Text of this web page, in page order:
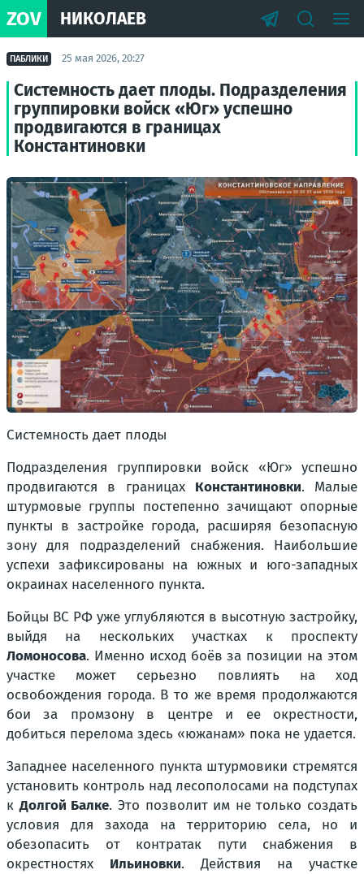
ZOV НИКОЛАЕВ
ПАБЛИКИ 25 мая 2026, 20:27
Системность дает плоды. Подразделения
группировки войск «Юг» успешно
продвигаются в границах
Константиновки
Системность дает плоды
Подразделения группировки войск «Юг» успешно
продвигаются в границах Константиновки. Малые
штурмовые группы постепенно зачищают опорные
пункты в застройке города, расширяя безопасную
зону для подразделений снабжения. Наибольшие
успехи зафиксированы на южных и юго-западных
окраинах населенного пункта.
Бойцы ВС РФ уже углубляются в высотную застройку,
выйдя на нескольких участках к проспекту
Ломоносова. Именно исход боёв за позиции на этом
участке может серьезно повлиять на ход
освобождения города. В то же время продолжаются
бои за промзону в центре и ее окрестности,
добиться перелома здесь «южанам» пока не удается.
Западнее населенного пункта штурмовики стремятся
установить контроль над лесополосами на подступах
кДолгой Балке. Это позволит им не только создать
условия для захода на территорию села, но и
обезопасить от контратак пути снабжения в
окрестностях Ильиновки. Действия на участке